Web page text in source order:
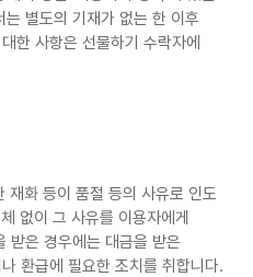
별도의 기재가 없는 한 이후
한 사항은 선물하기 수락자에
재화 등이 품절 등의 사유로 인도
없이 그 사유를 이용자에게
받은 경우에는 대금을 받은
환급에 필요한 조치를 취합니다.